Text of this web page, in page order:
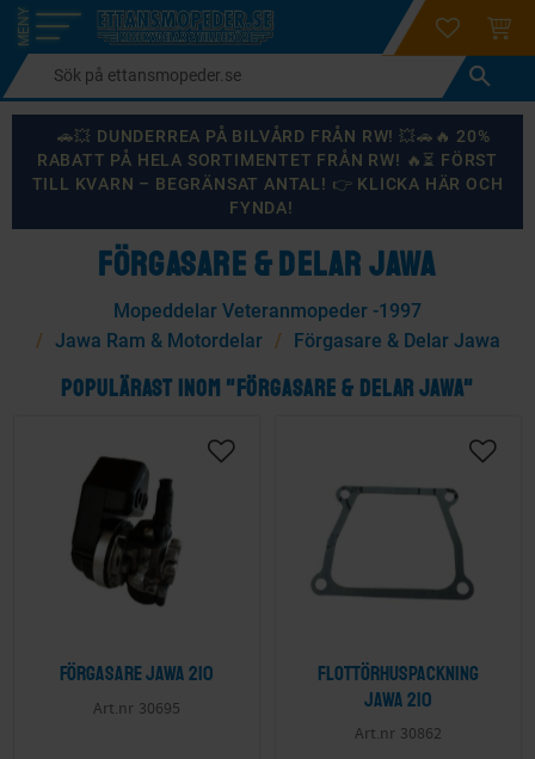
Meny
login
🚗💥 DUNDERREA PÅ BILVÅRD FRÅN RW! 💥🚗🔥 20%
RABATT PÅ HELA SORTIMENTET FRÅN RW! 🔥⏳ FÖRST
TILL KVARN – BEGRÄNSAT ANTAL! 👉 KLICKA HÄR OCH
FYNDA!
FÖRGASARE & DELAR JAWA
Mopeddelar Veteranmopeder -1997
Jawa Ram & Motordelar
Förgasare & Delar Jawa
POPULÄRAST INOM "FÖRGASARE & DELAR JAWA"
Förgasare Jawa 210
30695
Flottörhuspackning
Jawa 210
30862